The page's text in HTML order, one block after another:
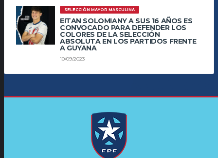
SELECCIÓN MAYOR MASCULINA
EITAN SOLOMIANY A SUS 16 AÑOS ES
CONVOCADO PARA DEFENDER LOS
COLORES DE LA SELECCIÓN
ABSOLUTA EN LOS PARTIDOS FRENTE
A GUYANA
10/09/2023